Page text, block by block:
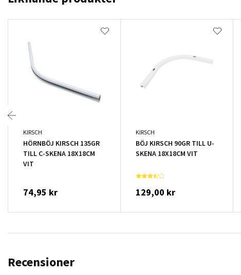
KIRSCH
HÖRNBÖJ KIRSCH 135GR
TILL C-SKENA 18X18CM
VIT
74,95 kr
KIRSCH
BÖJ KIRSCH 90GR TILL U-
SKENA 18X18CM VIT
129,00 kr
Recensioner